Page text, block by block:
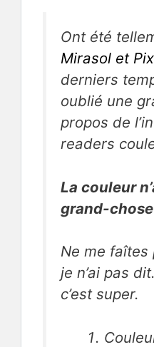
Ont été
Mirasol et
derniers
oublié une
propos de
readers
La couleur
grand-
Ne me faîtes
je n’ai pas
c’est super.